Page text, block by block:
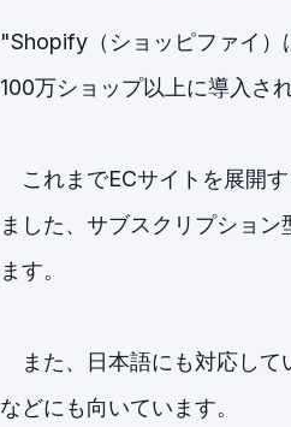
"Shopify（ショッピファイ）
100万ショップ以上に導入さ
これまでECサイトを展開
ました、サブスクリプショ
ます。
また、日本語にも対応して
などにも向いています。